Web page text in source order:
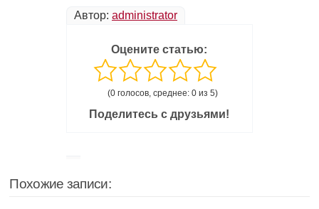
Автор: administrator
Оцените статью:
(0 голосов, среднее: 0 из 5)
Поделитесь с друзьями!
Похожие записи: